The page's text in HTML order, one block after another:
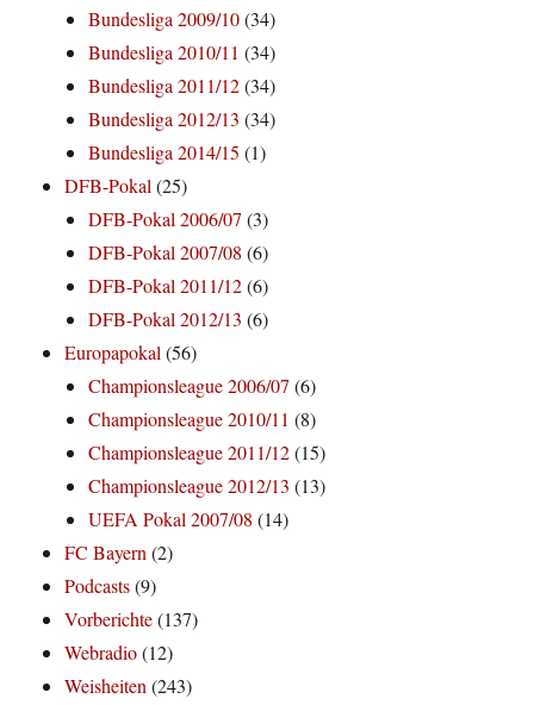
Bundesliga 2009/10(34)
Bundesliga 2010/11 (34)
Bundesliga 2011/12(34)
Bundesliga 2012/13 (34)
Bundesliga 2014/15 (1)
DFB-Pokal(25)
DFB-Pokal 2006/07 (3)
DFB-Pokal 2007/08 (6)
DFB-Pokal 2011/12(6)
DFB-Pokal 2012/13 (6)
Europapokal(56)
Championsleague 2006/07 (6)
Championsleague 2010/11 (8)
Championsleague 2011/12(15)
Championsleague 2012/13 (13)
UEFA Pokal 2007/08 (14)
FC Bayern(2)
Podcasts(9)
Vorberichte(137)
Webradio(12)
Weisheiten(243)